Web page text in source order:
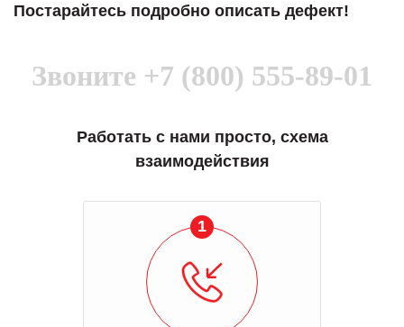
Постарайтесь подробно описать дефект!
Звоните +7 (800) 555-89-01
Работать с нами просто, схема
взаимодействия
1